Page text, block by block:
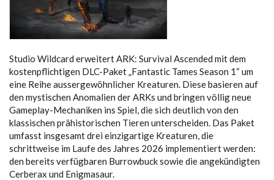
Studio Wildcard erweitert ARK: Survival Ascended mit dem
kostenpflichtigen DLC-Paket „Fantastic Tames Season 1“ um
eine Reihe aussergewöhnlicher Kreaturen. Diese basieren auf
den mystischen Anomalien der ARKs und bringen völlig neue
Gameplay-Mechaniken ins Spiel, die sich deutlich von den
klassischen prähistorischen Tieren unterscheiden. Das Paket
umfasst insgesamt drei einzigartige Kreaturen, die
schrittweise im Laufe des Jahres 2026 implementiert werden:
den bereits verfügbaren Burrowbuck sowie die angekündigten
Cerberax und Enigmasaur.